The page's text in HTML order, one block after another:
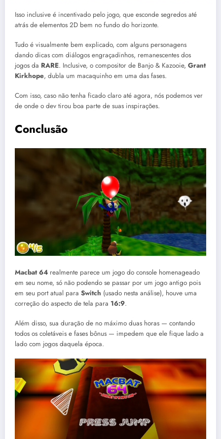
Isso inclusive é incentivado pelo jogo, que esconde segredos até
atrás de elementos 2D bem no fundo do horizonte.
Tudo é visualmente bem explicado, com alguns personagens
dando dicas com diálogos engraçadinhos, remanescentes dos
jogos da RARE. Inclusive, o compositor de Banjo & Kazooie, Grant
Kirkhope, dubla um macaquinho em uma das fases.
Com isso, caso não tenha ficado claro até agora, nós podemos ver
de onde o dev tirou boa parte de suas inspirações.
Conclusão
Macbat 64 realmente parece um jogo do console homenageado
em seu nome, só não podendo se passar por um jogo antigo pois
em seu port atual para Switch (usado nesta análise), houve uma
correção do aspecto de tela para 16:9.
Além disso, sua duração de no máximo duas horas — contando
todos os coletáveis e fases bônus — impedem que ele fique lado a
lado com jogos daquela época.